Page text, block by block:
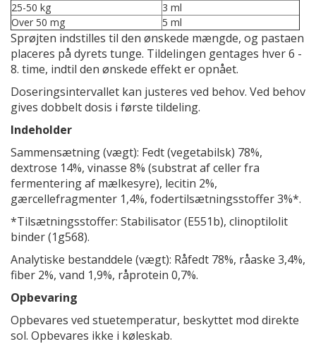
25-50 kg
3 ml
Over 50 mg
5 ml
Sprøjten indstilles til den ønskede mængde, og pastaen
placeres på dyrets tunge. Tildelingen gentages hver 6 -
8. time, indtil den ønskede effekt er opnået.
Doseringsintervallet kan justeres ved behov. Ved behov
gives dobbelt dosis i første tildeling.
Indeholder
Sammensætning (vægt): Fedt (vegetabilsk) 78%,
dextrose 14%, vinasse 8% (substrat af celler fra
fermentering af mælkesyre), lecitin 2%,
gærcellefragmenter 1,4%, fodertilsætningsstoffer 3%*.
*Tilsætningsstoffer: Stabilisator (E551b), clinoptilolit
binder (1g568).
Analytiske bestanddele (vægt): Råfedt 78%, råaske 3,4%,
fiber 2%, vand 1,9%, råprotein 0,7%.
Opbevaring
Opbevares ved stuetemperatur, beskyttet mod direkte
sol. Opbevares ikke i køleskab.